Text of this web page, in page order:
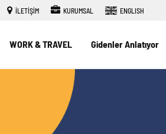
İLETİŞİM KURUMSAL ENGLISH
WORK & TRAVEL Gidenler Anlatıyor